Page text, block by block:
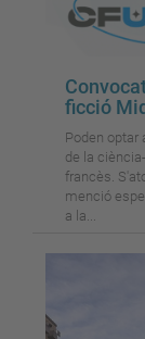
ficció
Poden optar
de la
francès.
menció
a la...